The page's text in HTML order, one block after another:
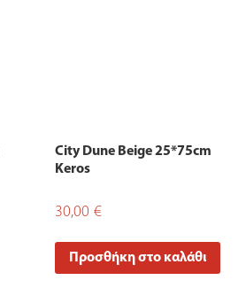
City Dune Beige 25*75cm
Keros
30,00 €
Προσθήκη στο καλάθι